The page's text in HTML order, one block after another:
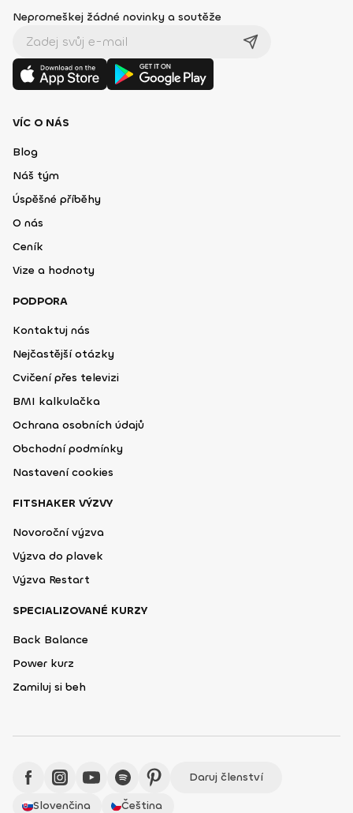
Nepromeškej žádné novinky a soutěže
VÍC O NÁS
Blog
Náš tým
Úspěšné příběhy
O nás
Ceník
Vize a hodnoty
PODPORA
Kontaktuj nás
Nejčastější otázky
Cvičení přes televizi
BMI kalkulačka
Ochrana osobních údajů
Obchodní podmínky
Nastavení cookies
FITSHAKER VÝZVY
Novoroční výzva
Výzva do plavek
Výzva Restart
SPECIALIZOVANÉ KURZY
Back Balance
Power kurz
Zamiluj si beh
Daruj členství
Slovenčina
Čeština